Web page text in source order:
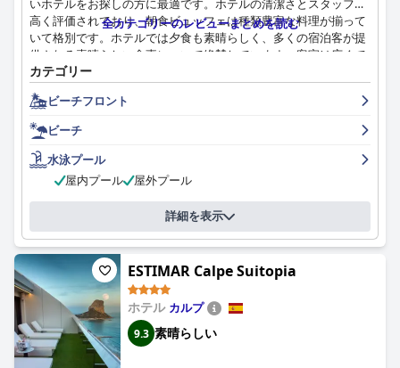
いホテルをお探しの方に最適です。ホテルの清潔さとスタッフは
高く評価されており、朝食ビュッフェは種類豊富な料理が揃って
いて格別です。ホテルでは夕食も素晴らしく、多くの宿泊客が提
供される素晴らしい食事について絶賛しています。客室は広くて
清潔ですが、一部の宿泊客は少し古く、更新が必要だと指摘して
います。スタッフは親切でフレンドリーで、スイミングプールも
充実しています。ホテルのロケーションは、ビーチを楽しみたい
ゲストに最適な、素晴らしい海の景色を望むビーチフロントにあ
り、駐車場も簡単です。いくつかのレビューでは、ホテルが真に
4つ星ホテルと見なされるためには、アップデートと改修が必要
であることが示唆されていますが、宿泊客はホテルの快適でフレ
ンドリーな雰囲気を高く評価しました。全体として、
ルビール (KAKTUS Hotel Kaktus Albir)は、快適で楽しい滞在に最
全カテゴリーのレビューまとめを読む
カテゴリー
ビーチフロント
ビーチ
水泳プール
屋内プール
屋外プール
詳細を表示
ESTIMAR Calpe Suitopia
ホテル カルプ
9.3 素晴らしい